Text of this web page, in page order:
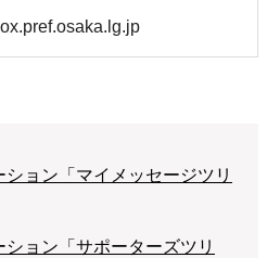
ョン「マイメッセージツリ
ョン「サポーターズツリ